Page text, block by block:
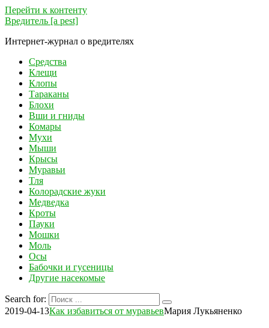
Перейти к контенту
Вредитель [a pest]
Интернет-журнал о вредителях
Средства
Клещи
Клопы
Тараканы
Блохи
Вши и гниды
Комары
Мухи
Мыши
Крысы
Муравьи
Тля
Колорадские жуки
Медведка
Кроты
Пауки
Мошки
Моль
Осы
Бабочки и гусеницы
Другие насекомые
Search for:
2019-04-13Как избавиться от муравьевМария Лукьяненко